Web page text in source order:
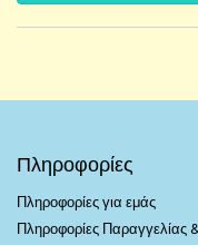
Πληροφορίες
Πληροφορίες για εμάς
Πληροφορίες Παραγγελίας